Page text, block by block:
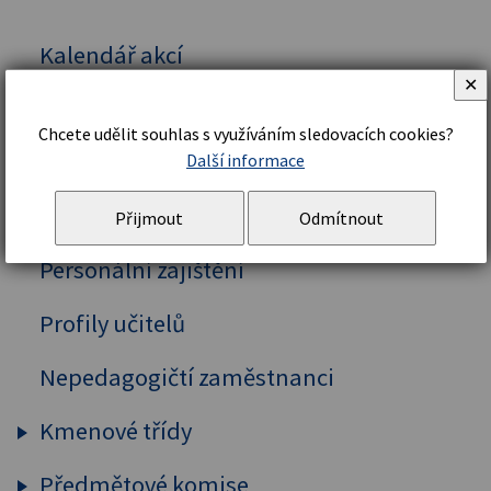
Kalendář akcí
Organizační řád a struktura
Školní řád
Personální zajištění
Profily učitelů
Nepedagogičtí zaměstnanci
Kmenové třídy
Prima
Chcete udělit souhlas s využíváním sledovacích cookies?
Další informace
Přijmout Odmítnout
✕